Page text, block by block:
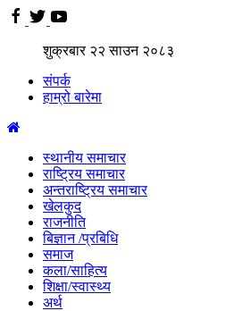
शुक्रबार २२साउन २०८३
संपर्क
हाम्रो बारेमा
स्थानीय समाचार
राष्ट्रिय समाचार
अन्तराष्ट्रिय समाचार
खेलकुद
राजनीति
बिज्ञान /प्रबिधि
समाज
कला/साहित्य
शिक्षा/स्वास्थ्य
अर्थ